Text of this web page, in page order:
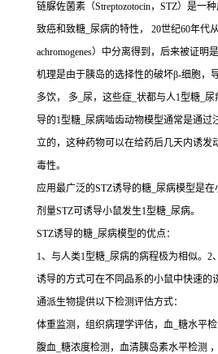
链脲佐菌素（Streptozotocin，STZ）是一
致癌和致糖_尿病的特性， 20世纪60年代
achromogenes）中分离得到，后来被证明
机理是由于胰岛的选择性的破坏β-细胞，
多饮， 多_尿，这些症_状都与人1型糖_
导的1型糖_尿病啮齿动物模型通常是通过
立的，这种药物可以在给药后几天内诱发
毒性。
应用最广泛的STZ诱导的糖_尿病模型是
剂量STZ可诱导小鼠发生1型糖_尿病。
STZ诱导的糖_尿病模型的优点：
1、与人类1型糖_尿病的病程极为相似。2
诱导的方式可在不同品系的小鼠中快速的
通派生物提供以下检测评估方式：
体重监测，组织病理学评估，血_糖水平
腹血_糖浓度检测，血清胰岛素水平检测